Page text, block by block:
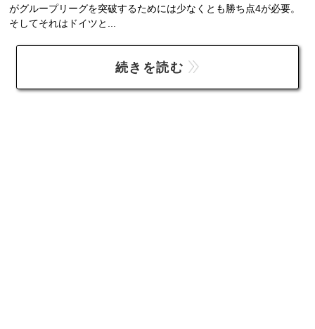
がグループリーグを突破するためには少なくとも勝ち点4が必要。
そしてそれはドイツと...
続きを読む